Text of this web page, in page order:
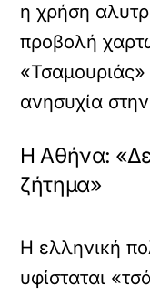
η χρήση
προβολή
ανησυχία
Η Αθήνα:
ζήτημα»
Η ελληνική
υφίσταται